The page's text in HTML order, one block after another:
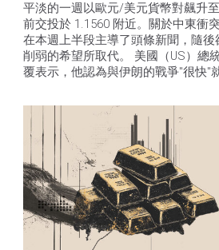
平淡的一週以歐元/美元貨幣對飆升
前交投於 1.1560 附近。關於中東衝
在本週上半段主導了頭條新聞，隨
削弱的希望所取代。 美國（US）總
覆表示，他認為與伊朗的戰爭"很快"